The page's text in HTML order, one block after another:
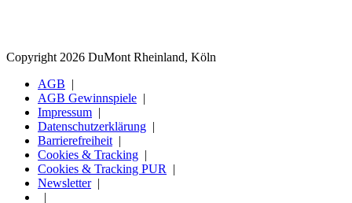
Copyright 2026 DuMont Rheinland, Köln
AGB
AGB Gewinnspiele
Impressum
Datenschutzerklärung
Barrierefreiheit
Cookies & Tracking
Cookies & Tracking PUR
Newsletter